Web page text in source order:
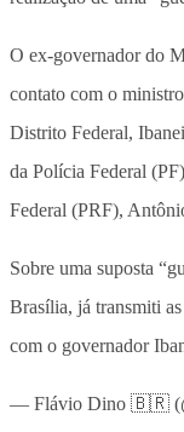
O ex-governador do
contato com o
Distrito Federal,
da Polícia Federal
Federal (PRF),
Sobre uma suposta
Brasília, já transmiti
com o governador
— Flávio Dino 🇧🇷